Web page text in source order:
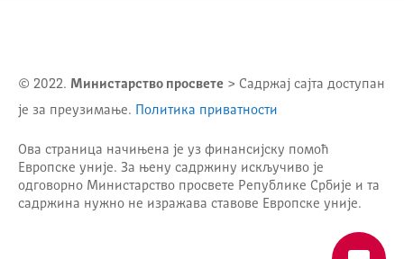
© 2022. Министарство просвете > Садржај сајта доступан
је за преузимање.
Политика приватности
Ова страница начињена је уз финансијску помоћ
Европске уније. За њену садржину искључиво је
одговорно Министарство просвете Републике Србије и та
садржина нужно не изражава ставове Европске уније.